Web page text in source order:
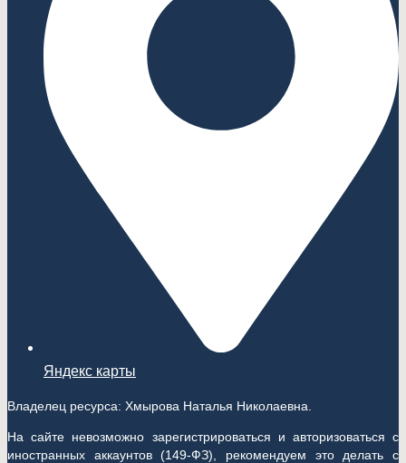
Яндекс карты
Владелец ресурса: Хмырова Наталья Николаевна.
На сайте невозможно зарегистрироваться и авторизоваться с
иностранных аккаунтов (149-ФЗ), рекомендуем это делать с